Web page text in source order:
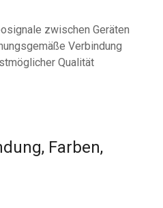
zwischen Geräten
Verbindung
Qualität
Farben,